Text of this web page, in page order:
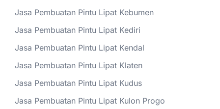
Jasa Pembuatan Pintu Lipat Kebumen
Jasa Pembuatan Pintu Lipat Kediri
Jasa Pembuatan Pintu Lipat Kendal
Jasa Pembuatan Pintu Lipat Klaten
Jasa Pembuatan Pintu Lipat Kudus
Jasa Pembuatan Pintu Lipat Kulon Progo